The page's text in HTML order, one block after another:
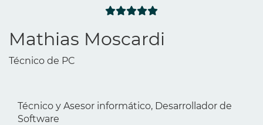
Mathias Moscardi
Técnico de PC
Técnico y Asesor informático, Desarrollador de
Software